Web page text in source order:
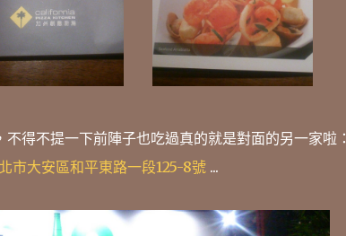
得不提一下前陣子也吃過真的就是對面的另一家啦：
市大安區和平東路一段125-8號...